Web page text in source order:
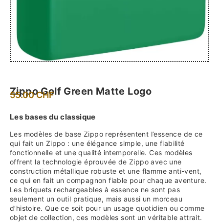
Zippo Golf Green Matte Logo
55.00CHF
Les bases du classique
Les modèles de base Zippo représentent l’essence de ce
qui fait un Zippo : une élégance simple, une fiabilité
fonctionnelle et une qualité intemporelle. Ces modèles
offrent la technologie éprouvée de Zippo avec une
construction métallique robuste et une flamme anti-vent,
ce qui en fait un compagnon fiable pour chaque aventure.
Les briquets rechargeables à essence ne sont pas
seulement un outil pratique, mais aussi un morceau
d’histoire. Que ce soit pour un usage quotidien ou comme
objet de collection, ces modèles sont un véritable attrait.